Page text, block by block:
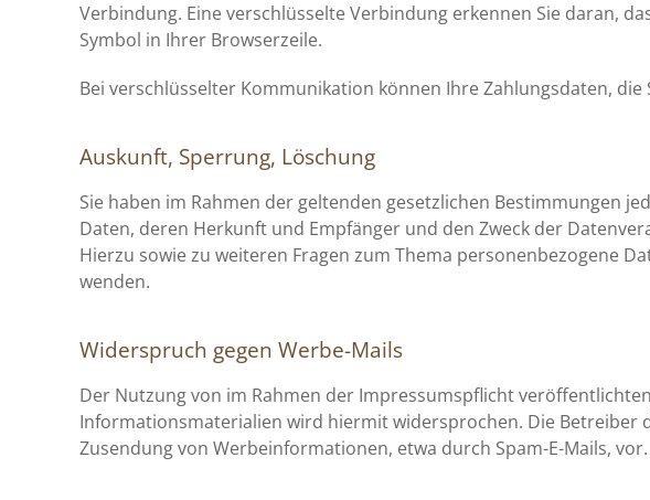
Verbindung. Eine verschlüsselte Verbindung erkennen Sie daran,
Symbol in Ihrer Browserzeile.
Bei verschlüsselter Kommunikation können Ihre Zahlungsdaten,
Auskunft, Sperrung, Löschung
Sie haben im Rahmen der geltenden gesetzlichen Bestimmungen
Daten, deren Herkunft und Empfänger und den Zweck der
Hierzu sowie zu weiteren Fragen zum Thema personenbezogene
wenden.
Widerspruch gegen Werbe-Mails
Der Nutzung von im Rahmen der Impressumspflicht
Informationsmaterialien wird hiermit widersprochen. Die Betreiber
Zusendung von Werbeinformationen, etwa durch Spam-E-Mails, vor.